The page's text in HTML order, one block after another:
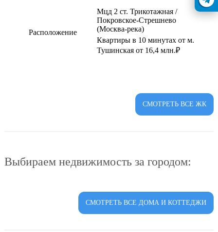
Расположение
Мцд 2 ст. Трикотажная /
Покровское-Стрешнево
(Москва-река)
Квартиры в 10 минутах от м.
Тушинская от 16,4 млн.₽
СМОТРЕТЬ ВСЕ ЖК
Выбираем недвижимость за городом:
СМОТРЕТЬ ВСЕ ДОМА И КОТТЕДЖИ